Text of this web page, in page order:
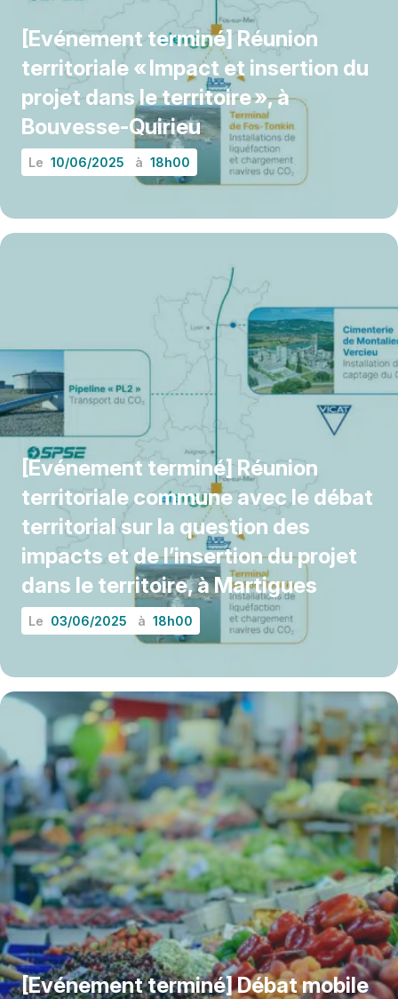
[Evénement terminé] Réunion
territoriale « Impact et insertion du
projet dans le territoire », à
Bouvesse-Quirieu
Le 10/06/2025 à 18h00
[Evénement terminé] Réunion
territoriale commune avec le débat
territorial sur la question des
impacts et de l’insertion du projet
dans le territoire, à Martigues
Le 03/06/2025 à 18h00
[Evénement terminé] Débat mobile